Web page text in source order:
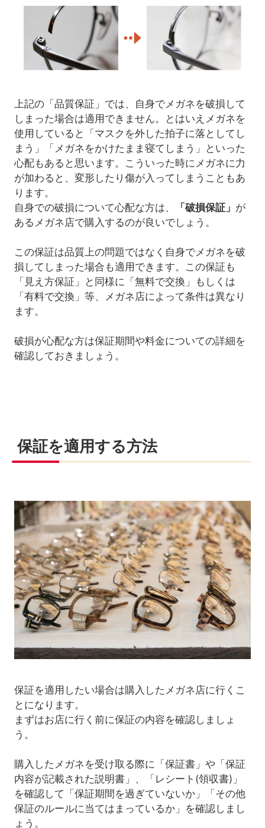
上記の「品質保証」では、自身でメガネを破損して
しまった場合は適用できません。とはいえメガネを
使用していると「マスクを外した拍子に落としてし
まう」「メガネをかけたまま寝てしまう」といった
心配もあると思います。こういった時にメガネに力
が加わると、変形したり傷が入ってしまうこともあ
ります。
自身での破損について心配な方は、
「破損保証」 が
あるメガネ店で購入するのが良いでしょう。
この保証は品質上の問題ではなく自身でメガネを破
損してしまった場合も適用できます。この保証も
「見え方保証」と同様に「無料で交換」もしくは
「有料で交換」等、メガネ店によって条件は異なり
ます。
破損が心配な方は保証期間や料金についての詳細を
確認しておきましょう。
保証を適用する方法
保証を適用したい場合は購入したメガネ店に行くこ
とになります。
まずはお店に行く前に保証の内容を確認しましょ
う。
購入したメガネを受け取る際に「保証書」や「保証
内容が記載された説明書」、「レシート(領収書)」
を確認して「保証期間を過ぎていないか」「その他
保証のルールに当てはまっているか」を確認しまし
ょう。